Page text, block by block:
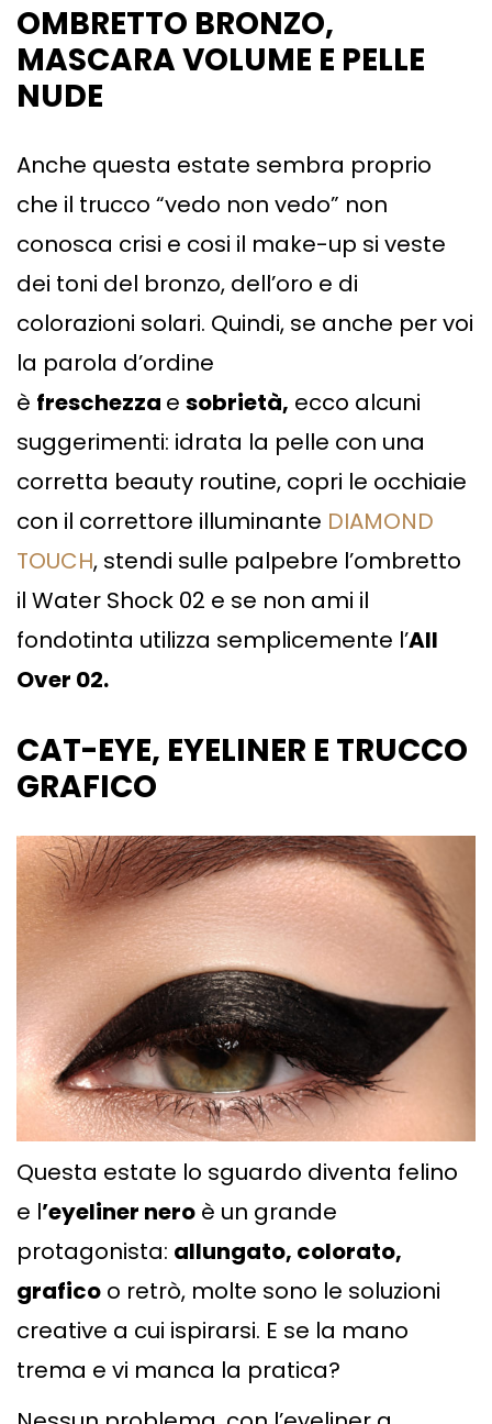
OMBRETTO BRONZO,
MASCARA VOLUME E PELLE
NUDE
Anche questa estate sembra proprio
che il trucco “vedo non vedo” non
conosca crisi e cosi il make-up si veste
dei toni del bronzo, dell’oro e di
colorazioni solari. Quindi, se anche per voi
la parola d’ordine
è freschezza e sobrietà, ecco alcuni
suggerimenti: idrata la pelle con una
corretta beauty routine, copri le occhiaie
con il correttore illuminante DIAMOND
TOUCH, stendi sulle palpebre l’ombretto
il Water Shock 02 e se non ami il
fondotinta utilizza semplicemente l’All
Over 02.
CAT-EYE, EYELINER E TRUCCO
GRAFICO
Questa estate lo sguardo diventa felino
e l’eyeliner nero è un grande
protagonista: allungato, colorato,
grafico o retrò, molte sono le soluzioni
creative a cui ispirarsi. E se la mano
trema e vi manca la pratica?